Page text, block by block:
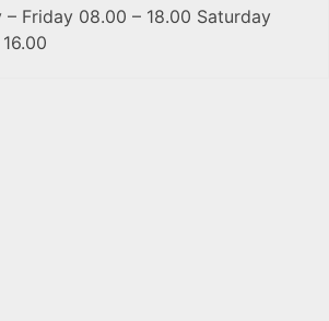
– Friday 08.00 – 18.00 Saturday